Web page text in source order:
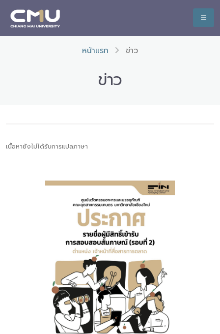
หน้าแรก ข่าว
ข่าว
เนื้อหายังไม่ได้รับการแปลภาษา